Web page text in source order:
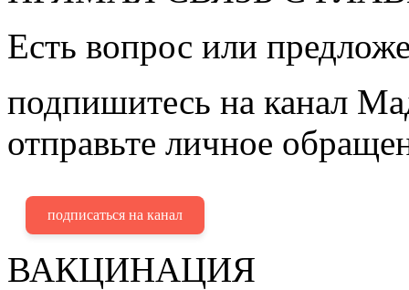
Есть вопрос или
подпишитесь на канал
отправьте личное
подписаться на канал
ВАКЦИНАЦИЯ